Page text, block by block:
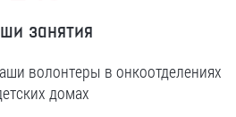
занятия
волонтеры в онкоотделениях
домах